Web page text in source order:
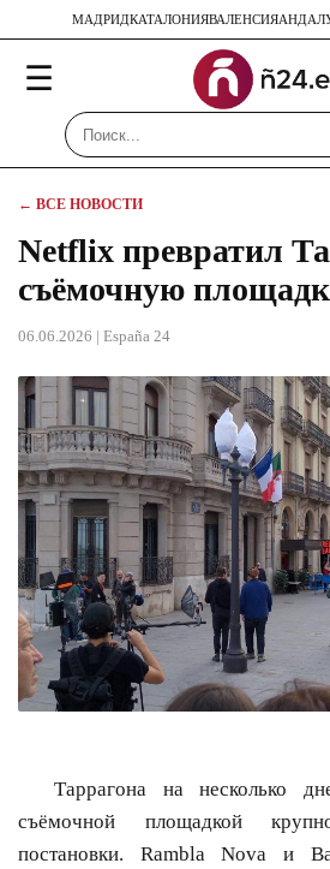
МАДРИДКАТАЛОНИЯВАЛЕНСИЯ
☰
← ВСЕ НОВОСТИ
Netflix превратил
съёмочную
06.06.2026 | España 24
Таррагона на несколько
съёмочной площадкой
постановки. Rambla Nova и